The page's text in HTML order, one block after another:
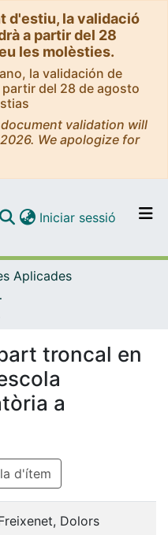
d'estiu, la validació
a partir del 28
les molèsties.
la validación de
del 28 de agosto
validation will
We apologize for
per tot el DD
publicar
Iniciar sessió (current)
Aplicades
troncal en
a
d'ítem
Dolors